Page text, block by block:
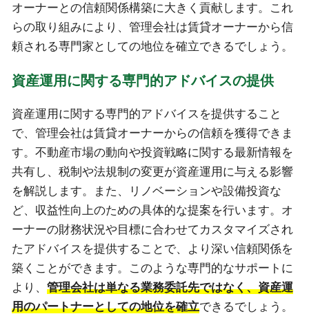
オーナーとの信頼関係構築に大きく貢献します。これ
らの取り組みにより、管理会社は賃貸オーナーから信
頼される専門家としての地位を確立できるでしょう。
資産運用に関する専門的アドバイスの提供
資産運用に関する専門的アドバイスを提供すること
で、管理会社は賃貸オーナーからの信頼を獲得できま
す。不動産市場の動向や投資戦略に関する最新情報を
共有し、税制や法規制の変更が資産運用に与える影響
を解説します。また、リノベーションや設備投資な
ど、収益性向上のための具体的な提案を行います。オ
ーナーの財務状況や目標に合わせてカスタマイズされ
たアドバイスを提供することで、より深い信頼関係を
築くことができます。このような専門的なサポートに
より、 管理会社は単なる業務委託先ではなく、資産運
用のパートナーとしての地位を確立できるでしょう。